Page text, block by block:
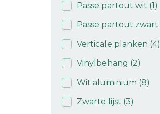
Passe partout wit (1)
Passe partout zwart
Verticale planken (4)
Vinylbehang (2)
Wit aluminium (8)
Zwarte lijst (3)